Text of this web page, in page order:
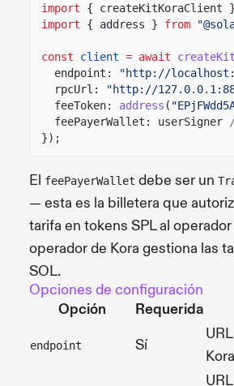
import { createKitKoraClient }
import
{ address } from
const client = await
endpoint:
"http://
rpcUrl:
"http://
feeToken:
address (
feePayerWallet: userSigner
});
El feePayerWallet debe ser un
— esta es la billetera que
tarifa en tokens SPL al operador
operador de Kora gestiona las
SOL.
Opciones de configuración
Opción
Requerida
endpoint Sí
Kora